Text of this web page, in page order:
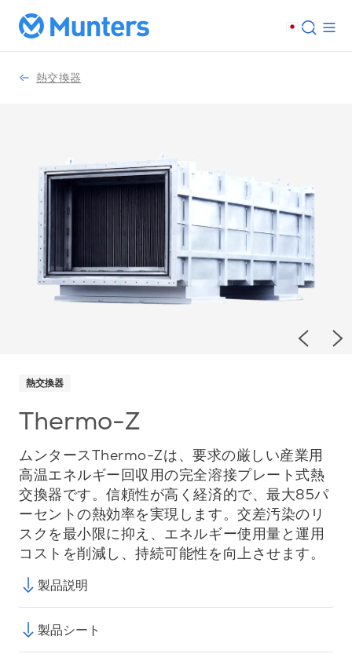
熱交換器
熱交換器
Thermo-Z
ムンタースThermo-Zは、要求の厳しい産業用
高温エネルギー回収用の完全溶接プレート式熱
交換器です。信頼性が高く経済的で、最大85パ
ーセントの熱効率を実現します。交差汚染のリ
スクを最小限に抑え、エネルギー使用量と運用
コストを削減し、持続可能性を向上させます。
製品説明
製品シート